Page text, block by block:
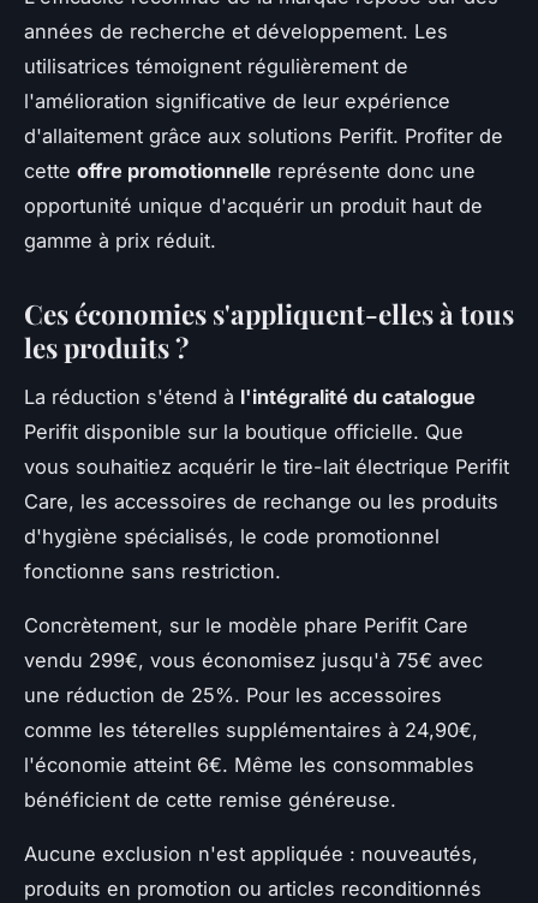
années de recherche et développement. Les
utilisatrices témoignent régulièrement de
l'amélioration significative de leur expérience
d'allaitement grâce aux solutions Perifit. Profiter de
cette offre promotionnelle représente donc une
opportunité unique d'acquérir un produit haut de
gamme à prix réduit.
Ces économies s'appliquent-elles à tous
les produits ?
La réduction s'étend à l'intégralité du catalogue
Perifit disponible sur la boutique officielle. Que
vous souhaitiez acquérir le tire-lait électrique Perifit
Care, les accessoires de rechange ou les produits
d'hygiène spécialisés, le code promotionnel
fonctionne sans restriction.
Concrètement, sur le modèle phare Perifit Care
vendu 299€, vous économisez jusqu'à 75€ avec
une réduction de 25%. Pour les accessoires
comme les téterelles supplémentaires à 24,90€,
l'économie atteint 6€. Même les consommables
bénéficient de cette remise généreuse.
Aucune exclusion n'est appliquée : nouveautés,
produits en promotion ou articles reconditionnés